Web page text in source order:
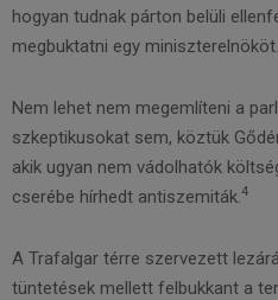
hogyan tudnak párton belüli
megbuktatni egy miniszterelnököt.
Nem lehet nem megemlíteni a
szkeptikusokat sem, köztük
akik ugyan nem vádolhatók
cserébe hírhedt antiszemiták.4
A Trafalgar térre szervezett
tüntetések mellett felbukkant a